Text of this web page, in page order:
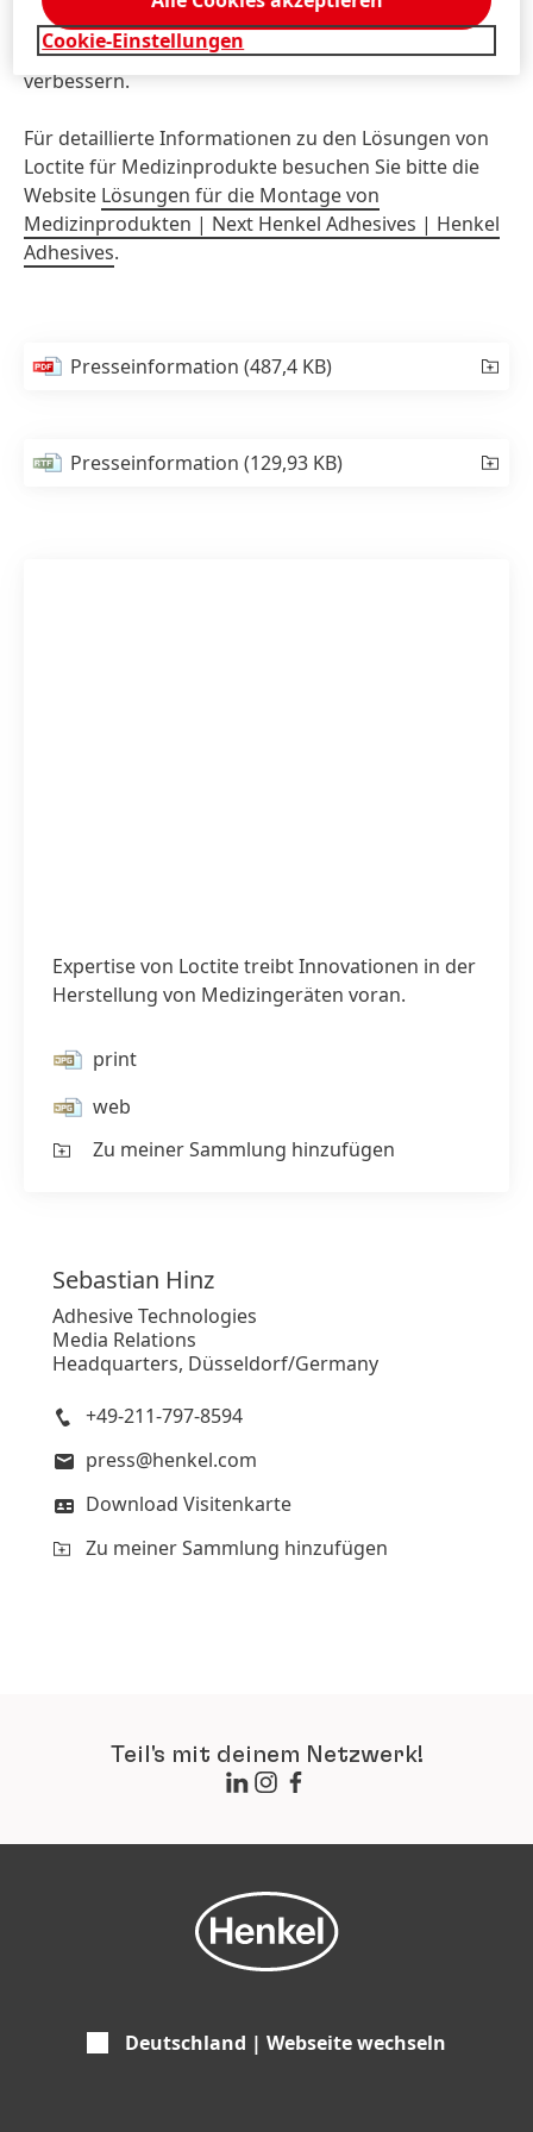
Lieferung sicherer und effektiver Geräte zu
ermöglichen, die die Lebensqualität der Patienten
verbessern.
Für detaillierte Informationen zu den Lösungen von
Loctite für Medizinprodukte besuchen Sie bitte die
Website Lösungen für die Montage von
Medizinprodukten | Next Henkel Adhesives | Henkel
Adhesives.
Presseinformation(487,4 KB)
Presseinformation(129,93 KB)
Expertise von Loctite treibt Innovationen in der
Herstellung von Medizingeräten voran.
print
web
Zu meiner Sammlung hinzufügen
Sebastian Hinz
Adhesive Technologies
Media Relations
Headquarters, Düsseldorf/Germany
+49-211-797-8594
press@henkel.com
Download Visitenkarte
Zu meiner Sammlung hinzufügen
Teil's mit deinem Netzwerk!
Deutschland | Webseite wechseln
Cookie-Einstellungen